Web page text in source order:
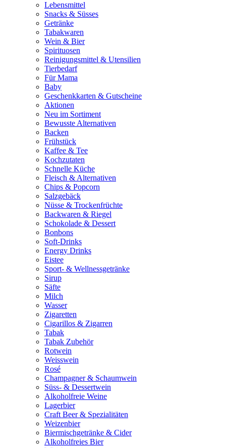
Lebensmittel
Snacks & Süsses
Getränke
Tabakwaren
Wein & Bier
Spirituosen
Reinigungsmittel & Utensilien
Tierbedarf
Für Mama
Baby
Geschenkkarten & Gutscheine
Aktionen
Neu im Sortiment
Bewusste Alternativen
Backen
Frühstück
Kaffee & Tee
Kochzutaten
Schnelle Küche
Fleisch & Alternativen
Chips & Popcorn
Salzgebäck
Nüsse & Trockenfrüchte
Backwaren & Riegel
Schokolade & Dessert
Bonbons
Soft-Drinks
Energy Drinks
Eistee
Sport- & Wellnessgetränke
Sirup
Säfte
Milch
Wasser
Zigaretten
Cigarillos & Zigarren
Tabak
Tabak Zubehör
Rotwein
Weisswein
Rosé
Champagner & Schaumwein
Süss- & Dessertwein
Alkoholfreie Weine
Lagerbier
Craft Beer & Spezialitäten
Weizenbier
Biermischgetränke & Cider
Alkoholfreies Bier